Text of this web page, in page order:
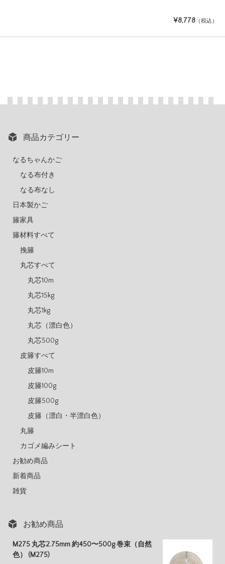
¥8,778 （税込）
商品カテゴリー
なるちゃんかご
なる布付き
なる布なし
日本製かご
籐家具
籐材料すべて
挽籐
丸芯すべて
丸芯10m
丸芯15kg
丸芯1kg
丸芯（漂白色）
丸芯500g
皮籐すべて
皮籐10m
皮籐100g
皮籐500g
皮籐（漂白・半漂白色）
丸籐
カゴメ編みシート
お勧め商品
新着商品
雑貨
お勧め商品
M275 丸芯2.75mm 約450〜500g 巻束（自然
色） (M275)